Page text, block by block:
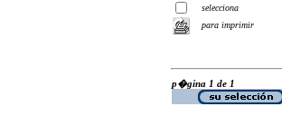
selecciona
para imprimir
p�gina 1 de 1